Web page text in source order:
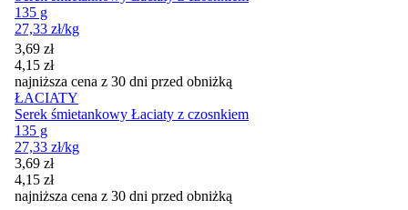
135 g
27,33 zł/kg
Cena promocyjna
3,69 zł
4,15 zł
najniższa cena z 30 dni przed obniżką
ŁACIATY
Serek śmietankowy Łaciaty z czosnkiem
135 g
27,33 zł/kg
Cena promocyjna
3,69 zł
4,15 zł
najniższa cena z 30 dni przed obniżką